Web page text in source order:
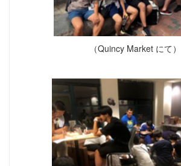
（Quincy Market にて）